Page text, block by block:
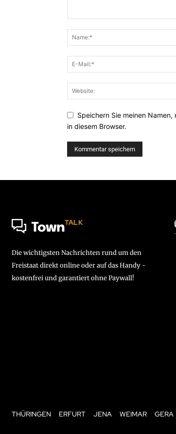
Speichern Sie meinen
in diesem Browser.
TownTALK
Die wichtigsten Nachrichten rund um den
Freistaat direkt online oder auf das Handy -
kostenfrei und garantiert ohne Paywall!
THÜRINGEN ERFURT JENA WEIMAR GERA